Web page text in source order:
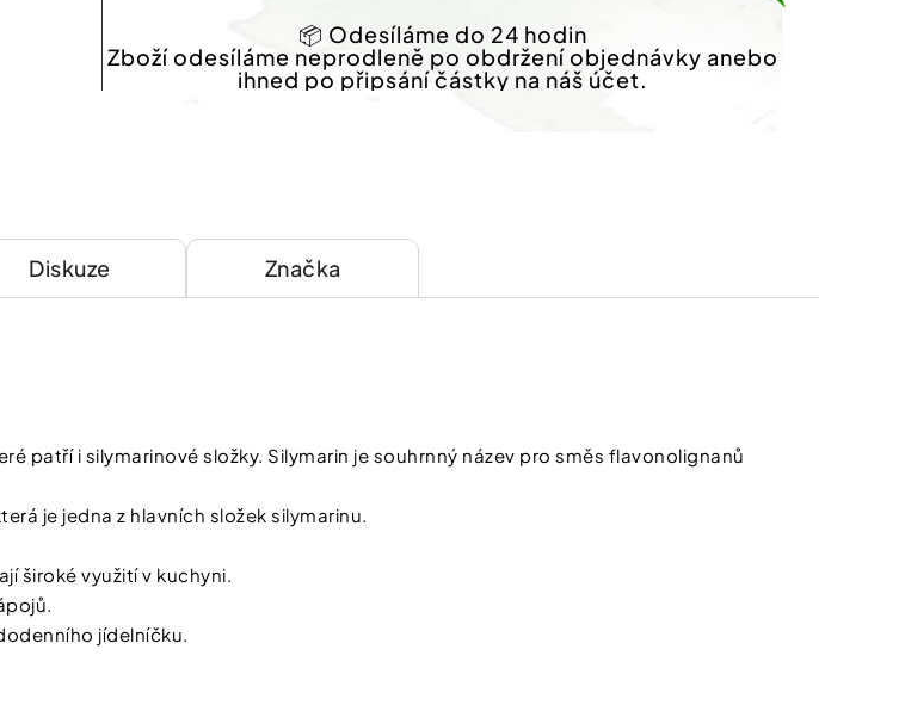
📦 Odesíláme do 24 hodin
Zboží odesíláme neprodleně po obdržení objednávky anebo
ihned po připsání částky na náš účet.
Diskuze Značka
patří i silymarinové složky. Silymarin je souhrnný název pro směs flavonolignanů
je jedna z hlavních složek silymarinu.
široké využití v kuchyni.
jídelníčku.